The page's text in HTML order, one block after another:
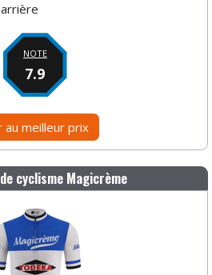
NOTE
7.9
au meilleur prix
cyclisme Magicrème